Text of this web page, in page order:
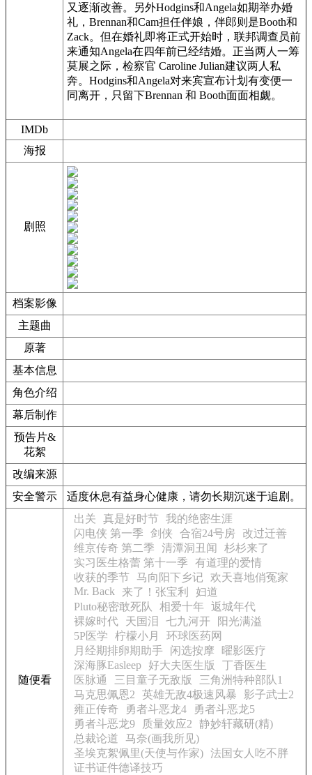
又逐渐改善。另外Hodgins和Angela如期举办婚
礼，Brennan和Cam担任伴娘，伴郎则是Booth和
Zack。但在婚礼即将正式开始时，联邦调查员前
来通知Angela在四年前已经结婚。正当两人一筹
莫展之际，检察官 Caroline Julian建议两人私
奔。Hodgins和Angela对来宾宣布计划有变便一
同离开，只留下Brennan 和 Booth面面相觑。
IMDb
海报
剧照
档案影像
主题曲
原著
基本信息
角色介绍
幕后制作
预告片&
花絮
改编来源
安全警示
适度休息有益身心健康，请勿长期沉迷于追剧。
随便看
出关 真是好时节 我的绝密生涯
闪电侠 第一季
剑侠 合宿24号房
改过迁善
维京传奇 第二季
清潭洞丑闻
杉杉来了
实习医生格蕾 第十一季
有道理的爱情
收获的季节 马向阳下乡记
欢天喜地俏冤家
Mr. Back
来了！张宝利
妇道
Pluto秘密敢死队
相爱十年
返城年代
裸嫁时代
天国泪 七九河开
阳光满溢
5P医学
柠檬小月
环球医药网
月经期排卵期助手
闲选按摩
曜影医疗
深海豚Easleep 好大夫医生版
丁香医生
医脉通
三目童子无敌版
三角洲特种部队1
马克思佩恩2
英雄无敌4极速风暴
影子武士2
雍正传奇
勇者斗恶龙4
勇者斗恶龙5
勇者斗恶龙9
质量效应2
静妙轩藏研(精)
总裁论道
马奈(画我所见)
圣埃克絮佩里(天使与作家) 法国女人吃不胖
证书证件德译技巧